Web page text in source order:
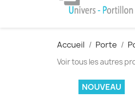
Accueil Porte
Voir tous les autres
NOUVEAU